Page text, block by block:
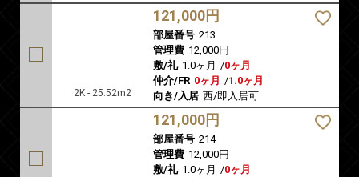
2K - 25.52m2
121,000円
部屋番号 213
管理費 12,000円
敷/礼 1.0ヶ月 /0ヶ月
仲介/FR 0ヶ月 /1.0ヶ月
向き/入居 西/即入居可
121,000円
部屋番号 214
管理費 12,000円
敷/礼 1.0ヶ月 /0ヶ月